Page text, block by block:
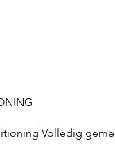
Volledig